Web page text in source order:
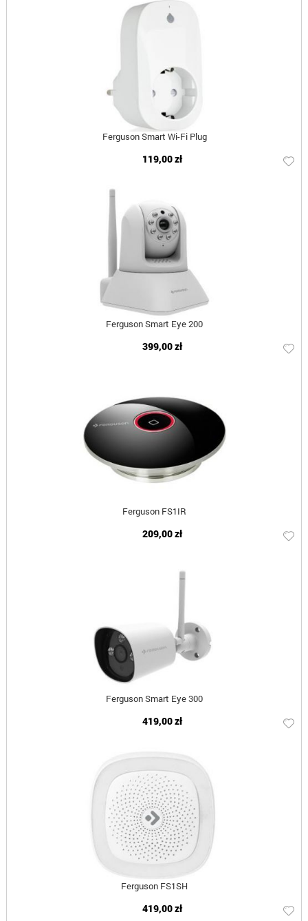
Ferguson Smart Wi-Fi Plug
119,00 zł
Ferguson Smart Eye 200
399,00 zł
Ferguson FS1IR
209,00 zł
Ferguson Smart Eye 300
419,00 zł
Ferguson FS1SH
419,00 zł